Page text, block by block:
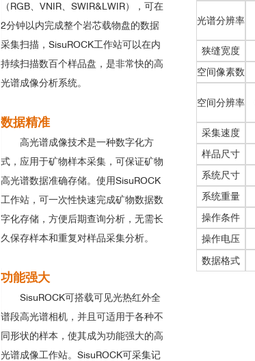
（RGB、VNIR、SWIR&LWIR），可在
2分钟以内完成整个岩芯载物盘的数据
采集扫描，SisuROCK工作站可以在内
持续扫描数百个样品盘，是非常快的高
光谱成像分析系统。
数据精准
高光谱成像技术是一种数字化方
式，应用于矿物样本采集，可保证矿物
高光谱数据准确存储。使用SisuROCK
工作站，可一次性快速完成矿物数据数
字化存储，方便后期查询分析，无需长
久保存样本和重复对样品采集分析。
功能强大
SisuROCK可搭载可见光热红外全
谱段高光谱相机，并且可适用于各种不
同形状的样本，使其成为功能强大的高
光谱成像工作站。 SisuROCK可采集记
光谱分辨率
狭缝宽度
空间像素数
空间分辨率
采集速度
样品尺寸
系统尺寸
系统重量
操作条件
操作电压
数据格式